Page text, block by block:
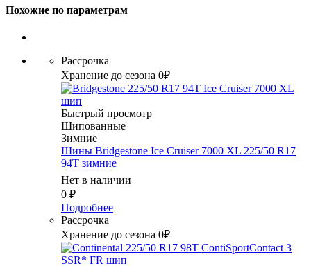
Похожие по параметрам
Рассрочка
Хранение до сезона 0₽
Быстрый просмотр
Шипованные
Зимние
Шины Bridgestone Ice Cruiser 7000 XL 225/50 R17
94T зимние
Нет в наличии
0 ₽
Подробнее
Рассрочка
Хранение до сезона 0₽